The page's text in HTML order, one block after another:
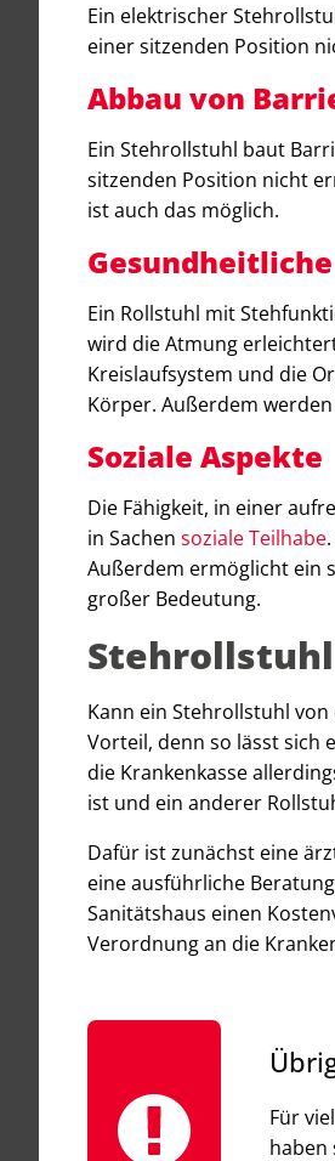
Ein elektrischer
einer sitzenden Position
Abbau von
Ein Stehrollstuhl baut
sitzenden Position nicht
ist auch das möglich.
Ein Rollstuhl mit
wird die Atmung
Kreislaufsystem und die
Körper. Außerdem
Soziale Aspekte
Die Fähigkeit, in einer
in Sachen soziale Teilhabe
Außerdem ermöglicht ein
großer Bedeutung.
Kann ein Stehrollstuhl
Vorteil, denn so lässt sich
die Krankenkasse
ist und ein anderer
Dafür ist zunächst eine
eine ausführliche
Sanitätshaus einen
Verordnung an die
Für
haben